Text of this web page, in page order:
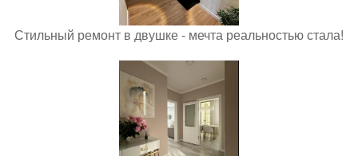
Стильный ремонт в двушке - мечта реальностью стала!